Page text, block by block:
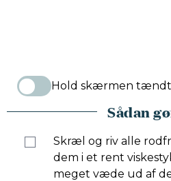
Hold skærmen tændt
Sådan
Skræl og riv alle
dem i et rent
meget væde ud af